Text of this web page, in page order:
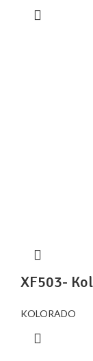
XF503-
KOLORADO